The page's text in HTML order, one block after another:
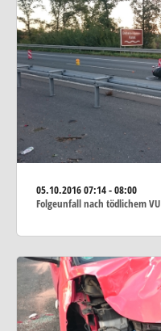
05.10.201607:14 - 08:00
Folgeunfall nach tödlichem VU